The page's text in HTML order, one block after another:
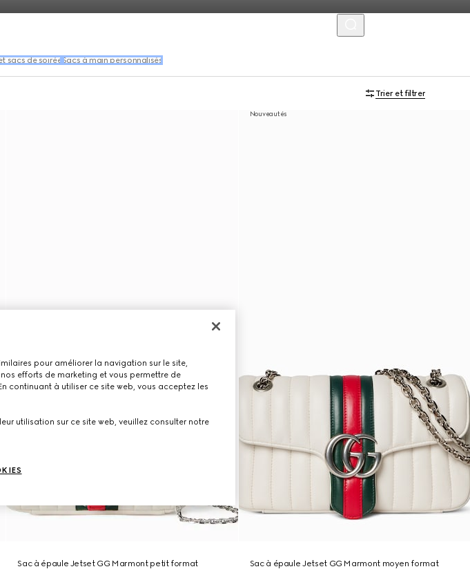
sacs de soirée Sacs à main personnalisés
Trier et filtrer
Sac à épaule Jetset GG Marmont petit format
Nouveautés
Sac à épaule Jetset GG Marmont moyen format
pour améliorer la navigation sur le site,
efforts de marketing et vous permettre de
continuant à utiliser ce site web, vous acceptez les
utilisation sur ce site web, veuillez consulter notre